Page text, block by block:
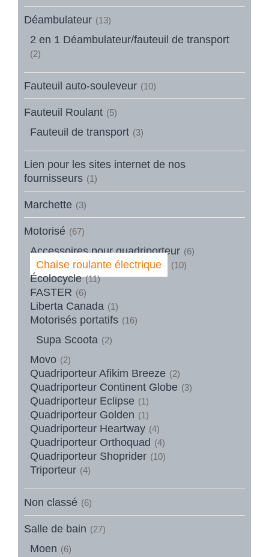
Déambulateur (13)
2 en 1 Déambulateur/fauteuil de transport
(2)
Fauteuil auto-souleveur (10)
Fauteuil Roulant (5)
Fauteuil de transport (3)
Lien pour les sites internet de nos
fournisseurs (1)
Marchette (3)
Motorisé (67)
Accessoires pour quadriporteur (6)
Chaise roulante électrique (10)
Écolocycle (11)
FASTER (6)
Liberta Canada (1)
Motorisés portatifs (16)
Supa Scoota (2)
Movo (2)
Quadriporteur Afikim Breeze (2)
Quadriporteur Continent Globe (3)
Quadriporteur Eclipse (1)
Quadriporteur Golden (1)
Quadriporteur Heartway (4)
Quadriporteur Orthoquad (4)
Quadriporteur Shoprider (10)
Triporteur (4)
Non classé (6)
Salle de bain (27)
Moen (6)